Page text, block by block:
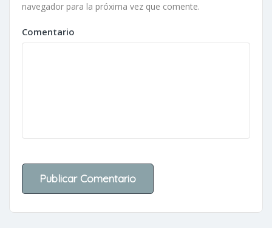
navegador para la próxima vez que comente.
Comentario